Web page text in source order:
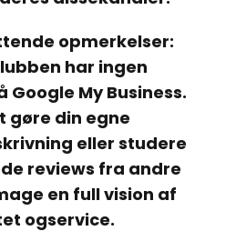
opmerkelser:
har ingen
My Business.
gøre din egne
eller studere
reviews fra andre
en full vision af
ogservice.